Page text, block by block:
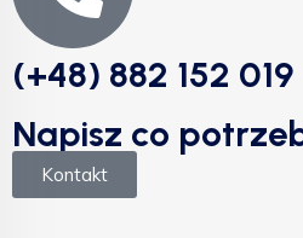
(+48) 882 152 019
Napisz co
Kontakt